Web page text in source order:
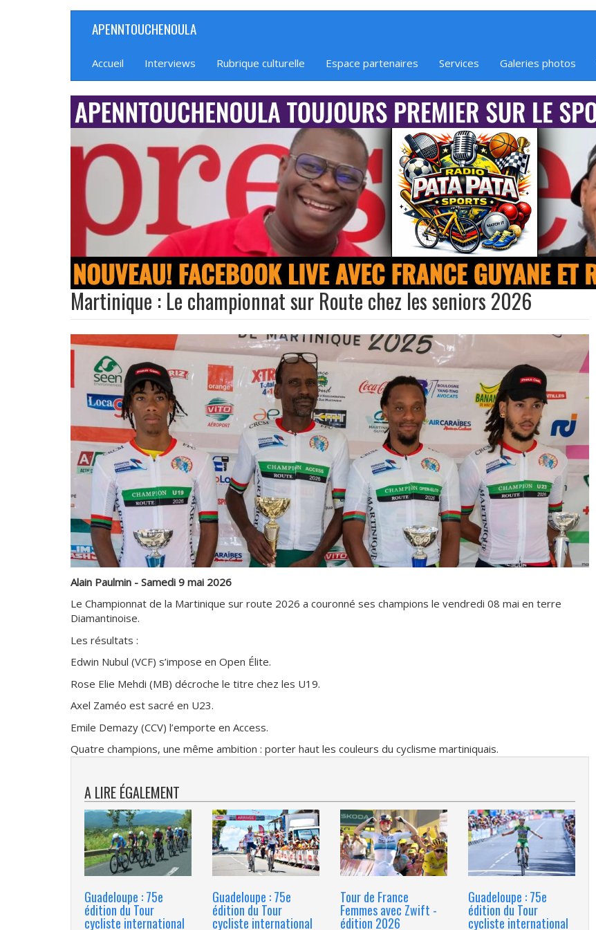
APENNTOUCHENOULA
Navigation
Accueil Interviews Rubrique culturelle Espace partenaires Services Galeries photos
banniere_img
Martinique : Le championnat sur Route chez les seniors 2026
Alain Paulmin - Samedi 9 mai 2026
Le Championnat de la Martinique sur route 2026 a couronné ses champions le vendredi 08 mai en terre
Diamantinoise.
Les résultats :
Edwin Nubul (VCF) s’impose en Open Élite.
Rose Elie Mehdi (MB) décroche le titre chez les U19.
Axel Zaméo est sacré en U23.
Emile Demazy (CCV) l’emporte en Access.
Quatre champions, une même ambition : porter haut les couleurs du cyclisme martiniquais.
A LIRE ÉGALEMENT
Guadeloupe : 75e
édition du Tour
cycliste international
Guadeloupe : 75e
édition du Tour
cycliste international
Tour de France
Femmes avec Zwift -
édition 2026
Guadeloupe : 75e
édition du Tour
cycliste international